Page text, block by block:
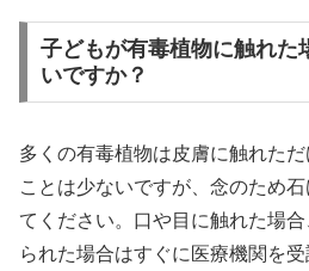
子どもが有毒植物に触れた
いですか？
多くの有毒植物は皮膚に触れた
ことは少ないですが、念のため
てください。口や目に触れた場
られた場合はすぐに医療機関を